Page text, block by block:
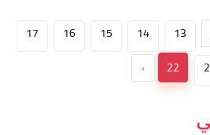
13
14
15
16
17
22
›